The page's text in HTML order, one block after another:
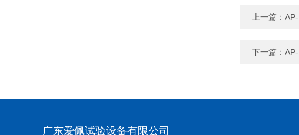
上一篇：
下一篇：
广东爱佩试验设备有限公司